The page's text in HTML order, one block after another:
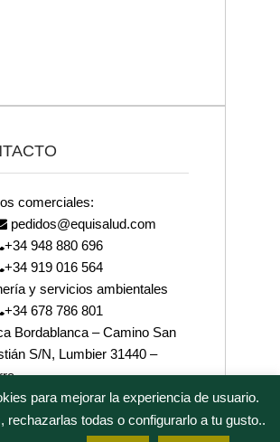
comerciales:
pedidos@equisalud.com
+34 948 880 696
+34 919 016 564
y servicios ambientales
+34 678 786 801
Bordablanca – Camino San
S/N, Lumbier 31440 –
para mejorar la experiencia de usuario.
rechazarlas todas o configurarlo a tu gusto..